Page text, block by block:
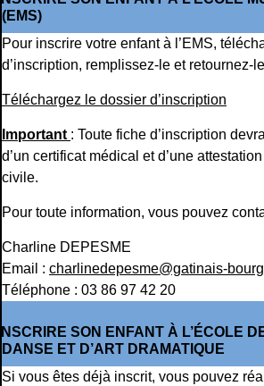
(EMS)
Pour inscrire votre enfant à l’EMS,
d’inscription, remplissez-le et retournez-
Téléchargez le dossier d’inscription
Important : Toute fiche d’inscription
d’un certificat médical et d’une
civile.
Pour toute information, vous pouvez
Charline DEPESME
Email : charlinedepesme@gatinais-
Téléphone : 03 86 97 42 20
SON ENFANT À L’ÉCOLE
DANSE ET D’ART DRAMATIQUE
Si vous êtes déjà inscrit, vous pouvez